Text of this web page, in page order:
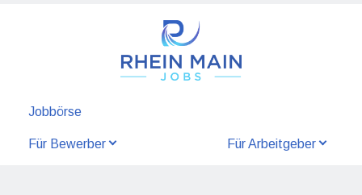
Jobbörse
Für Bewerber Für Arbeitgeber